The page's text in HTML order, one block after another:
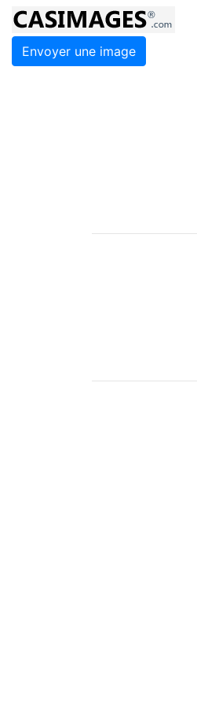
Envoyer une image